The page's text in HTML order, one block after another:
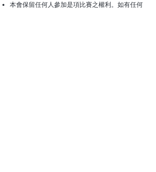
本會保留任何人參加是項比賽之權利。如有任何